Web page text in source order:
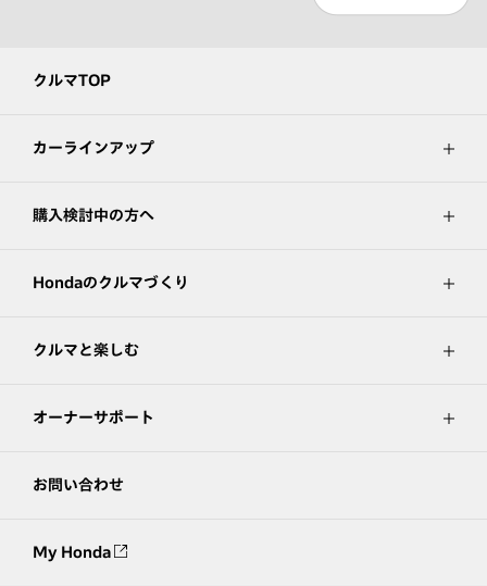
クルマTOP
カーラインアップ
購入検討中の方へ
Hondaのクルマづくり
クルマと楽しむ
オーナーサポート
お問い合わせ
My Honda